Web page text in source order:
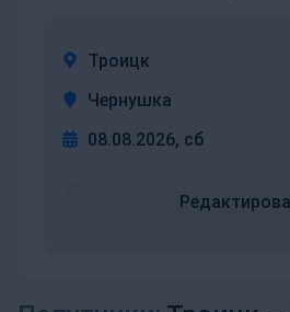
Троицк
Чернушка
08.08.2026, сб